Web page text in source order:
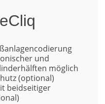
und
möglich
(optional)
beidseitiger